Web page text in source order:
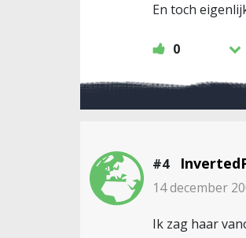
En toch
0
#4
14 december
Ik zag haar